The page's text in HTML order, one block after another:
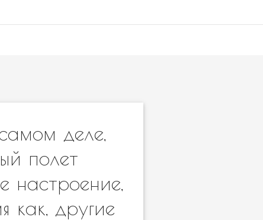
деле,
полет
настроение,
как, другие